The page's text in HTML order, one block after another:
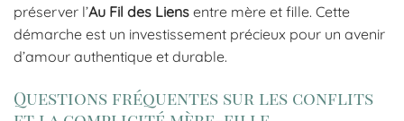
préserver l’Au Fil des Liens entre mère et fille. Cette
démarche est un investissement précieux pour un avenir
d’amour authentique et durable.
Questions fréquentes sur les conflits